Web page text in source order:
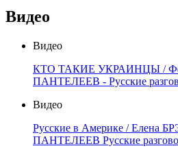
Видео
Видео
КТО ТАКИЕ УКРАИНЦЫ /
ПАНТЕЛЕЕВ - Русские
Видео
Русские в Америке / Елена
ПАНТЕЛЕЕВ Русские